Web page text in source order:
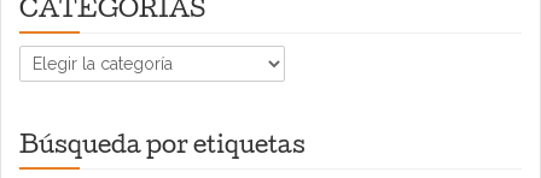
CATEGORIAS
CATEGORIAS
Búsqueda por etiquetas